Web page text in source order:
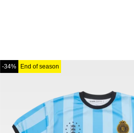
-34% End of season